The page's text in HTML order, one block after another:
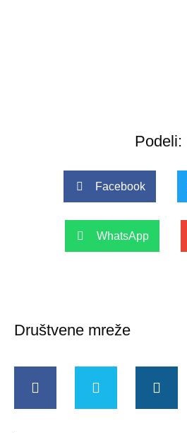
Podeli:
Facebook
WhatsApp
Društvene mreže